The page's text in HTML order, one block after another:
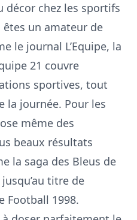
décor chez les sportifs
êtes un amateur de
le journal L’Equipe, la
21 couvre
sportives, tout
la journée. Pour les
même des
beaux résultats
la saga des Bleus de
titre de
Football 1998.